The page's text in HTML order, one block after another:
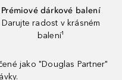
Prémiové dárkové balení
Darujte radost v krásném
balení¹
jako "Douglas Partner"